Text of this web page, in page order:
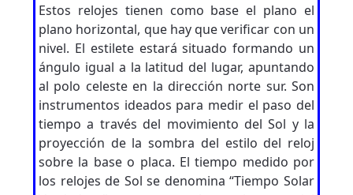
Estos relojes tienen como base el plano el
plano horizontal, que hay que verificar con un
nivel. El estilete estará situado formando un
ángulo igual a la latitud del lugar, apuntando
al polo celeste en la dirección norte sur. Son
instrumentos ideados para medir el paso del
tiempo a través del movimiento del Sol y la
proyección de la sombra del estilo del reloj
sobre la base o placa. El tiempo medido por
los relojes de Sol se denomina “Tiempo Solar